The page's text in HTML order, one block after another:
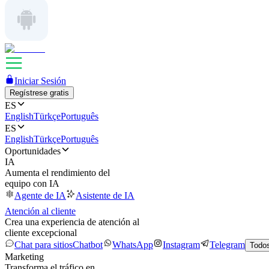
Iniciar Sesión
Regístrese gratis
ES
EnglishTürkçePortuguês
ES
EnglishTürkçePortuguês
Oportunidades
IA
Aumenta el rendimiento del
equipo con IA
Agente de IA
Asistente de IA
Atención al cliente
Crea una experiencia de atención al
cliente excepcional
Chat para sitiosChatbot WhatsApp Instagram Telegram
Marketing